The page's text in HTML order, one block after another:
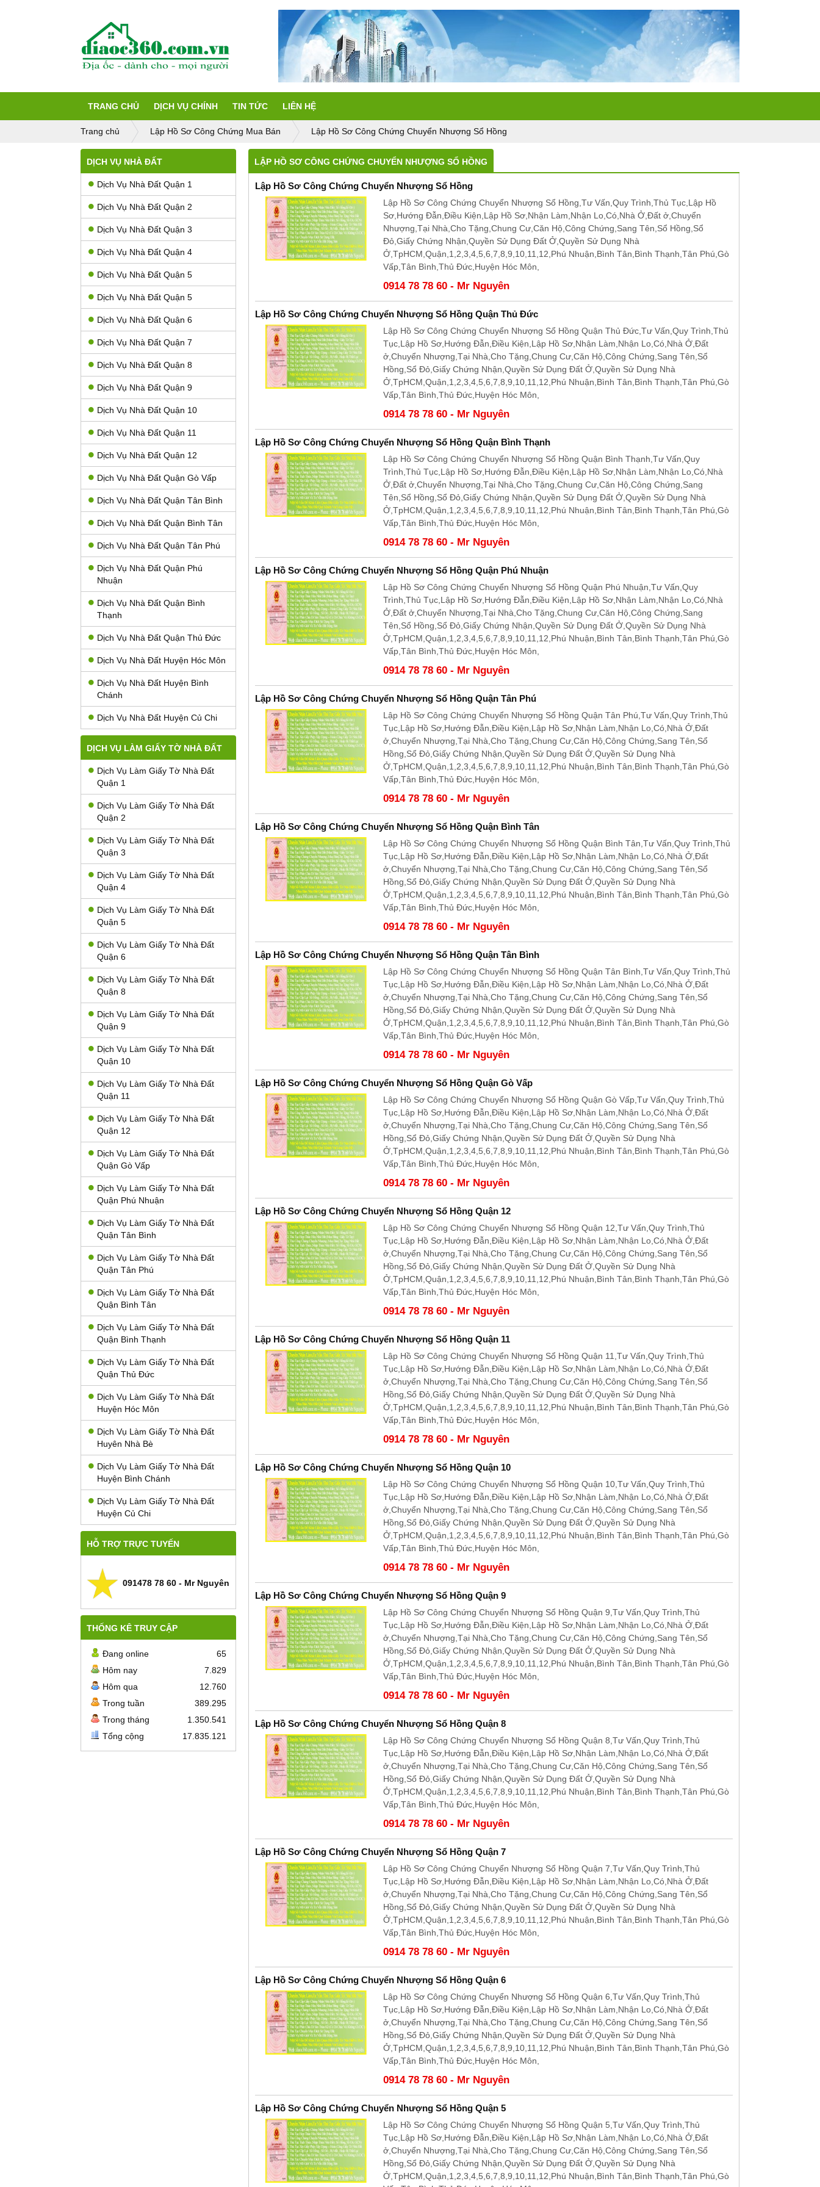
TRANG CHỦ DỊCH VỤ CHÍNH TIN TỨC LIÊN HỆ
Trang chủ Lập Hồ Sơ Công Chứng Mua Bán Lập Hồ Sơ Công Chứng Chuyển Nhượng Sổ Hồng
DỊCH VỤ NHÀ ĐẤT
Dịch Vụ Nhà Đất Quận 1
Dịch Vụ Nhà Đất Quận 2
Dịch Vụ Nhà Đất Quận 3
Dịch Vụ Nhà Đất Quận 4
Dịch Vụ Nhà Đất Quận 5
Dịch Vụ Nhà Đất Quận 5
Dịch Vụ Nhà Đất Quận 6
Dịch Vụ Nhà Đất Quận 7
Dịch Vụ Nhà Đất Quận 8
Dịch Vụ Nhà Đất Quận 9
Dịch Vụ Nhà Đất Quận 10
Dịch Vụ Nhà Đất Quận 11
Dịch Vụ Nhà Đất Quận 12
Dịch Vụ Nhà Đất Quận Gò Vấp
Dịch Vụ Nhà Đất Quận Tân Bình
Dịch Vụ Nhà Đất Quận Bình Tân
Dịch Vụ Nhà Đất Quận Tân Phú
Dịch Vụ Nhà Đất Quận Phú
Nhuận
Dịch Vụ Nhà Đất Quận Bình
Thạnh
Dịch Vụ Nhà Đất Quận Thủ Đức
Dịch Vụ Nhà Đất Huyện Hóc Môn
Dịch Vụ Nhà Đất Huyện Bình
Chánh
Dịch Vụ Nhà Đất Huyện Củ Chi
DỊCH VỤ LÀM GIẤY TỜ NHÀ ĐẤT
Dịch Vụ Làm Giấy Tờ Nhà Đất
Quận 1
Dịch Vụ Làm Giấy Tờ Nhà Đất
Quận 2
Dịch Vụ Làm Giấy Tờ Nhà Đất
Quận 3
Dịch Vụ Làm Giấy Tờ Nhà Đất
Quận 4
Dịch Vụ Làm Giấy Tờ Nhà Đất
Quận 5
Dịch Vụ Làm Giấy Tờ Nhà Đất
Quận 6
Dịch Vụ Làm Giấy Tờ Nhà Đất
Quận 8
Dịch Vụ Làm Giấy Tờ Nhà Đất
Quận 9
Dịch Vụ Làm Giấy Tờ Nhà Đất
Quận 10
Dịch Vụ Làm Giấy Tờ Nhà Đất
Quận 11
Dịch Vụ Làm Giấy Tờ Nhà Đất
Quận 12
Dịch Vụ Làm Giấy Tờ Nhà Đất
Quận Gò Vấp
Dịch Vụ Làm Giấy Tờ Nhà Đất
Quận Phú Nhuận
Dịch Vụ Làm Giấy Tờ Nhà Đất
Quận Tân Bình
Dịch Vụ Làm Giấy Tờ Nhà Đất
Quận Tân Phú
Dịch Vụ Làm Giấy Tờ Nhà Đất
Quận Bình Tân
Dịch Vụ Làm Giấy Tờ Nhà Đất
Quận Bình Thạnh
Dịch Vụ Làm Giấy Tờ Nhà Đất
Quận Thủ Đức
Dịch Vụ Làm Giấy Tờ Nhà Đất
Huyện Hóc Môn
Dịch Vụ Làm Giấy Tờ Nhà Đất
Huyên Nhà Bè
Dịch Vụ Làm Giấy Tờ Nhà Đất
Huyện Bình Chánh
Dịch Vụ Làm Giấy Tờ Nhà Đất
Huyện Củ Chi
HỖ TRỢ TRỰC TUYẾN
091478 78 60 - Mr Nguyên
THỐNG KÊ TRUY CẬP
Đang online
65
Hôm nay
7.829
Hôm qua
12.760
Trong tuần
389.295
Trong tháng
1.350.541
Tổng cộng
17.835.121
LẬP HỒ SƠ CÔNG CHỨNG CHUYỂN NHƯỢNG SỔ HỒNG
Lập Hồ Sơ Công Chứng Chuyển Nhượng Sổ Hồng
Lập Hồ Sơ Công Chứng Chuyển Nhượng Sổ Hồng,Tư Vấn,Quy Trình,Thủ Tục,Lập Hồ
Sơ,Hướng Đẫn,Điều Kiện,Lập Hồ Sơ,Nhận Làm,Nhận Lo,Có,Nhà Ở,Đất ở,Chuyển
Nhượng,Tại Nhà,Cho Tặng,Chung Cư,Căn Hộ,Công Chứng,Sang Tên,Sổ Hồng,Sổ
Đỏ,Giấy Chứng Nhận,Quyền Sử Dụng Đất Ở,Quyền Sử Dụng Nhà
Ở,TpHCM,Quận,1,2,3,4,5,6,7,8,9,10,11,12,Phú Nhuận,Bình Tân,Bình Thạnh,Tân Phú,Gò
Vấp,Tân Bình,Thủ Đức,Huyện Hóc Môn,
0914 78 78 60 - Mr Nguyên
Lập Hồ Sơ Công Chứng Chuyển Nhượng Sổ Hồng Quận Thủ Đức
Lập Hồ Sơ Công Chứng Chuyển Nhượng Sổ Hồng Quận Thủ Đức,Tư Vấn,Quy Trình,Thủ
Tục,Lập Hồ Sơ,Hướng Đẫn,Điều Kiện,Lập Hồ Sơ,Nhận Làm,Nhận Lo,Có,Nhà Ở,Đất
ở,Chuyển Nhượng,Tại Nhà,Cho Tặng,Chung Cư,Căn Hộ,Công Chứng,Sang Tên,Sổ
Hồng,Sổ Đỏ,Giấy Chứng Nhận,Quyền Sử Dụng Đất Ở,Quyền Sử Dụng Nhà
Ở,TpHCM,Quận,1,2,3,4,5,6,7,8,9,10,11,12,Phú Nhuận,Bình Tân,Bình Thạnh,Tân Phú,Gò
Vấp,Tân Bình,Thủ Đức,Huyện Hóc Môn,
0914 78 78 60 - Mr Nguyên
Lập Hồ Sơ Công Chứng Chuyển Nhượng Sổ Hồng Quận Bình Thạnh
Lập Hồ Sơ Công Chứng Chuyển Nhượng Sổ Hồng Quận Bình Thạnh,Tư Vấn,Quy
Trình,Thủ Tục,Lập Hồ Sơ,Hướng Đẫn,Điều Kiện,Lập Hồ Sơ,Nhận Làm,Nhận Lo,Có,Nhà
Ở,Đất ở,Chuyển Nhượng,Tại Nhà,Cho Tặng,Chung Cư,Căn Hộ,Công Chứng,Sang
Tên,Sổ Hồng,Sổ Đỏ,Giấy Chứng Nhận,Quyền Sử Dụng Đất Ở,Quyền Sử Dụng Nhà
Ở,TpHCM,Quận,1,2,3,4,5,6,7,8,9,10,11,12,Phú Nhuận,Bình Tân,Bình Thạnh,Tân Phú,Gò
Vấp,Tân Bình,Thủ Đức,Huyện Hóc Môn,
0914 78 78 60 - Mr Nguyên
Lập Hồ Sơ Công Chứng Chuyển Nhượng Sổ Hồng Quận Phú Nhuận
Lập Hồ Sơ Công Chứng Chuyển Nhượng Sổ Hồng Quận Phú Nhuận,Tư Vấn,Quy
Trình,Thủ Tục,Lập Hồ Sơ,Hướng Đẫn,Điều Kiện,Lập Hồ Sơ,Nhận Làm,Nhận Lo,Có,Nhà
Ở,Đất ở,Chuyển Nhượng,Tại Nhà,Cho Tặng,Chung Cư,Căn Hộ,Công Chứng,Sang
Tên,Sổ Hồng,Sổ Đỏ,Giấy Chứng Nhận,Quyền Sử Dụng Đất Ở,Quyền Sử Dụng Nhà
Ở,TpHCM,Quận,1,2,3,4,5,6,7,8,9,10,11,12,Phú Nhuận,Bình Tân,Bình Thạnh,Tân Phú,Gò
Vấp,Tân Bình,Thủ Đức,Huyện Hóc Môn,
0914 78 78 60 - Mr Nguyên
Lập Hồ Sơ Công Chứng Chuyển Nhượng Sổ Hồng Quận Tân Phú
Lập Hồ Sơ Công Chứng Chuyển Nhượng Sổ Hồng Quận Tân Phú,Tư Vấn,Quy Trình,Thủ
Tục,Lập Hồ Sơ,Hướng Đẫn,Điều Kiện,Lập Hồ Sơ,Nhận Làm,Nhận Lo,Có,Nhà Ở,Đất
ở,Chuyển Nhượng,Tại Nhà,Cho Tặng,Chung Cư,Căn Hộ,Công Chứng,Sang Tên,Sổ
Hồng,Sổ Đỏ,Giấy Chứng Nhận,Quyền Sử Dụng Đất Ở,Quyền Sử Dụng Nhà
Ở,TpHCM,Quận,1,2,3,4,5,6,7,8,9,10,11,12,Phú Nhuận,Bình Tân,Bình Thạnh,Tân Phú,Gò
Vấp,Tân Bình,Thủ Đức,Huyện Hóc Môn,
0914 78 78 60 - Mr Nguyên
Lập Hồ Sơ Công Chứng Chuyển Nhượng Sổ Hồng Quận Bình Tân
Lập Hồ Sơ Công Chứng Chuyển Nhượng Sổ Hồng Quận Bình Tân,Tư Vấn,Quy Trình,Thủ
Tục,Lập Hồ Sơ,Hướng Đẫn,Điều Kiện,Lập Hồ Sơ,Nhận Làm,Nhận Lo,Có,Nhà Ở,Đất
ở,Chuyển Nhượng,Tại Nhà,Cho Tặng,Chung Cư,Căn Hộ,Công Chứng,Sang Tên,Sổ
Hồng,Sổ Đỏ,Giấy Chứng Nhận,Quyền Sử Dụng Đất Ở,Quyền Sử Dụng Nhà
Ở,TpHCM,Quận,1,2,3,4,5,6,7,8,9,10,11,12,Phú Nhuận,Bình Tân,Bình Thạnh,Tân Phú,Gò
Vấp,Tân Bình,Thủ Đức,Huyện Hóc Môn,
0914 78 78 60 - Mr Nguyên
Lập Hồ Sơ Công Chứng Chuyển Nhượng Sổ Hồng Quận Tân Bình
Lập Hồ Sơ Công Chứng Chuyển Nhượng Sổ Hồng Quận Tân Bình,Tư Vấn,Quy Trình,Thủ
Tục,Lập Hồ Sơ,Hướng Đẫn,Điều Kiện,Lập Hồ Sơ,Nhận Làm,Nhận Lo,Có,Nhà Ở,Đất
ở,Chuyển Nhượng,Tại Nhà,Cho Tặng,Chung Cư,Căn Hộ,Công Chứng,Sang Tên,Sổ
Hồng,Sổ Đỏ,Giấy Chứng Nhận,Quyền Sử Dụng Đất Ở,Quyền Sử Dụng Nhà
Ở,TpHCM,Quận,1,2,3,4,5,6,7,8,9,10,11,12,Phú Nhuận,Bình Tân,Bình Thạnh,Tân Phú,Gò
Vấp,Tân Bình,Thủ Đức,Huyện Hóc Môn,
0914 78 78 60 - Mr Nguyên
Lập Hồ Sơ Công Chứng Chuyển Nhượng Sổ Hồng Quận Gò Vấp
Lập Hồ Sơ Công Chứng Chuyển Nhượng Sổ Hồng Quận Gò Vấp,Tư Vấn,Quy Trình,Thủ
Tục,Lập Hồ Sơ,Hướng Đẫn,Điều Kiện,Lập Hồ Sơ,Nhận Làm,Nhận Lo,Có,Nhà Ở,Đất
ở,Chuyển Nhượng,Tại Nhà,Cho Tặng,Chung Cư,Căn Hộ,Công Chứng,Sang Tên,Sổ
Hồng,Sổ Đỏ,Giấy Chứng Nhận,Quyền Sử Dụng Đất Ở,Quyền Sử Dụng Nhà
Ở,TpHCM,Quận,1,2,3,4,5,6,7,8,9,10,11,12,Phú Nhuận,Bình Tân,Bình Thạnh,Tân Phú,Gò
Vấp,Tân Bình,Thủ Đức,Huyện Hóc Môn,
0914 78 78 60 - Mr Nguyên
Lập Hồ Sơ Công Chứng Chuyển Nhượng Sổ Hồng Quận 12
Lập Hồ Sơ Công Chứng Chuyển Nhượng Sổ Hồng Quận 12,Tư Vấn,Quy Trình,Thủ
Tục,Lập Hồ Sơ,Hướng Đẫn,Điều Kiện,Lập Hồ Sơ,Nhận Làm,Nhận Lo,Có,Nhà Ở,Đất
ở,Chuyển Nhượng,Tại Nhà,Cho Tặng,Chung Cư,Căn Hộ,Công Chứng,Sang Tên,Sổ
Hồng,Sổ Đỏ,Giấy Chứng Nhận,Quyền Sử Dụng Đất Ở,Quyền Sử Dụng Nhà
Ở,TpHCM,Quận,1,2,3,4,5,6,7,8,9,10,11,12,Phú Nhuận,Bình Tân,Bình Thạnh,Tân Phú,Gò
Vấp,Tân Bình,Thủ Đức,Huyện Hóc Môn,
0914 78 78 60 - Mr Nguyên
Lập Hồ Sơ Công Chứng Chuyển Nhượng Sổ Hồng Quận 11
Lập Hồ Sơ Công Chứng Chuyển Nhượng Sổ Hồng Quận 11,Tư Vấn,Quy Trình,Thủ
Tục,Lập Hồ Sơ,Hướng Đẫn,Điều Kiện,Lập Hồ Sơ,Nhận Làm,Nhận Lo,Có,Nhà Ở,Đất
ở,Chuyển Nhượng,Tại Nhà,Cho Tặng,Chung Cư,Căn Hộ,Công Chứng,Sang Tên,Sổ
Hồng,Sổ Đỏ,Giấy Chứng Nhận,Quyền Sử Dụng Đất Ở,Quyền Sử Dụng Nhà
Ở,TpHCM,Quận,1,2,3,4,5,6,7,8,9,10,11,12,Phú Nhuận,Bình Tân,Bình Thạnh,Tân Phú,Gò
Vấp,Tân Bình,Thủ Đức,Huyện Hóc Môn,
0914 78 78 60 - Mr Nguyên
Lập Hồ Sơ Công Chứng Chuyển Nhượng Sổ Hồng Quận 10
Lập Hồ Sơ Công Chứng Chuyển Nhượng Sổ Hồng Quận 10,Tư Vấn,Quy Trình,Thủ
Tục,Lập Hồ Sơ,Hướng Đẫn,Điều Kiện,Lập Hồ Sơ,Nhận Làm,Nhận Lo,Có,Nhà Ở,Đất
ở,Chuyển Nhượng,Tại Nhà,Cho Tặng,Chung Cư,Căn Hộ,Công Chứng,Sang Tên,Sổ
Hồng,Sổ Đỏ,Giấy Chứng Nhận,Quyền Sử Dụng Đất Ở,Quyền Sử Dụng Nhà
Ở,TpHCM,Quận,1,2,3,4,5,6,7,8,9,10,11,12,Phú Nhuận,Bình Tân,Bình Thạnh,Tân Phú,Gò
Vấp,Tân Bình,Thủ Đức,Huyện Hóc Môn,
0914 78 78 60 - Mr Nguyên
Lập Hồ Sơ Công Chứng Chuyển Nhượng Sổ Hồng Quận 9
Lập Hồ Sơ Công Chứng Chuyển Nhượng Sổ Hồng Quận 9,Tư Vấn,Quy Trình,Thủ
Tục,Lập Hồ Sơ,Hướng Đẫn,Điều Kiện,Lập Hồ Sơ,Nhận Làm,Nhận Lo,Có,Nhà Ở,Đất
ở,Chuyển Nhượng,Tại Nhà,Cho Tặng,Chung Cư,Căn Hộ,Công Chứng,Sang Tên,Sổ
Hồng,Sổ Đỏ,Giấy Chứng Nhận,Quyền Sử Dụng Đất Ở,Quyền Sử Dụng Nhà
Ở,TpHCM,Quận,1,2,3,4,5,6,7,8,9,10,11,12,Phú Nhuận,Bình Tân,Bình Thạnh,Tân Phú,Gò
Vấp,Tân Bình,Thủ Đức,Huyện Hóc Môn,
0914 78 78 60 - Mr Nguyên
Lập Hồ Sơ Công Chứng Chuyển Nhượng Sổ Hồng Quận 8
Lập Hồ Sơ Công Chứng Chuyển Nhượng Sổ Hồng Quận 8,Tư Vấn,Quy Trình,Thủ
Tục,Lập Hồ Sơ,Hướng Đẫn,Điều Kiện,Lập Hồ Sơ,Nhận Làm,Nhận Lo,Có,Nhà Ở,Đất
ở,Chuyển Nhượng,Tại Nhà,Cho Tặng,Chung Cư,Căn Hộ,Công Chứng,Sang Tên,Sổ
Hồng,Sổ Đỏ,Giấy Chứng Nhận,Quyền Sử Dụng Đất Ở,Quyền Sử Dụng Nhà
Ở,TpHCM,Quận,1,2,3,4,5,6,7,8,9,10,11,12,Phú Nhuận,Bình Tân,Bình Thạnh,Tân Phú,Gò
Vấp,Tân Bình,Thủ Đức,Huyện Hóc Môn,
0914 78 78 60 - Mr Nguyên
Lập Hồ Sơ Công Chứng Chuyển Nhượng Sổ Hồng Quận 7
Lập Hồ Sơ Công Chứng Chuyển Nhượng Sổ Hồng Quận 7,Tư Vấn,Quy Trình,Thủ
Tục,Lập Hồ Sơ,Hướng Đẫn,Điều Kiện,Lập Hồ Sơ,Nhận Làm,Nhận Lo,Có,Nhà Ở,Đất
ở,Chuyển Nhượng,Tại Nhà,Cho Tặng,Chung Cư,Căn Hộ,Công Chứng,Sang Tên,Sổ
Hồng,Sổ Đỏ,Giấy Chứng Nhận,Quyền Sử Dụng Đất Ở,Quyền Sử Dụng Nhà
Ở,TpHCM,Quận,1,2,3,4,5,6,7,8,9,10,11,12,Phú Nhuận,Bình Tân,Bình Thạnh,Tân Phú,Gò
Vấp,Tân Bình,Thủ Đức,Huyện Hóc Môn,
0914 78 78 60 - Mr Nguyên
Lập Hồ Sơ Công Chứng Chuyển Nhượng Sổ Hồng Quận 6
Lập Hồ Sơ Công Chứng Chuyển Nhượng Sổ Hồng Quận 6,Tư Vấn,Quy Trình,Thủ
Tục,Lập Hồ Sơ,Hướng Đẫn,Điều Kiện,Lập Hồ Sơ,Nhận Làm,Nhận Lo,Có,Nhà Ở,Đất
ở,Chuyển Nhượng,Tại Nhà,Cho Tặng,Chung Cư,Căn Hộ,Công Chứng,Sang Tên,Sổ
Hồng,Sổ Đỏ,Giấy Chứng Nhận,Quyền Sử Dụng Đất Ở,Quyền Sử Dụng Nhà
Ở,TpHCM,Quận,1,2,3,4,5,6,7,8,9,10,11,12,Phú Nhuận,Bình Tân,Bình Thạnh,Tân Phú,Gò
Vấp,Tân Bình,Thủ Đức,Huyện Hóc Môn,
0914 78 78 60 - Mr Nguyên
Lập Hồ Sơ Công Chứng Chuyển Nhượng Sổ Hồng Quận 5
Lập Hồ Sơ Công Chứng Chuyển Nhượng Sổ Hồng Quận 5,Tư Vấn,Quy Trình,Thủ
Tục,Lập Hồ Sơ,Hướng Đẫn,Điều Kiện,Lập Hồ Sơ,Nhận Làm,Nhận Lo,Có,Nhà Ở,Đất
ở,Chuyển Nhượng,Tại Nhà,Cho Tặng,Chung Cư,Căn Hộ,Công Chứng,Sang Tên,Sổ
Hồng,Sổ Đỏ,Giấy Chứng Nhận,Quyền Sử Dụng Đất Ở,Quyền Sử Dụng Nhà
Ở,TpHCM,Quận,1,2,3,4,5,6,7,8,9,10,11,12,Phú Nhuận,Bình Tân,Bình Thạnh,Tân Phú,Gò